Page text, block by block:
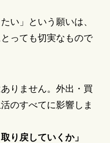
い」という願いは、
っても切実なもので
りません。外出・買
のすべてに影響しま
り戻していくか」